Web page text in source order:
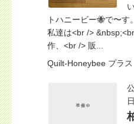
トハニービー🐝で〜
私達は<br />
作、<br /> 販...
Quilt-Honeybee プラス
日